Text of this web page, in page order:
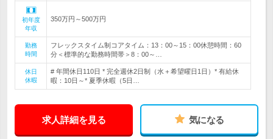
初年度
年収
350万円～500万円
勤務
時間
フレックスタイム制コアタイム：13：00～15：00休憩時間：60
分＜標準的な勤務時間帯＞8：00～…
休日
休暇
# 年間休日110日 * 完全週休2日制（水＋希望曜日1日）* 有給休
暇：10日～* 夏季休暇（5日…
求人詳細を見る 気になる